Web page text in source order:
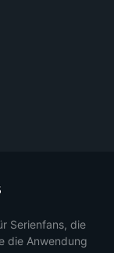
Serienfans, die
die Anwendung